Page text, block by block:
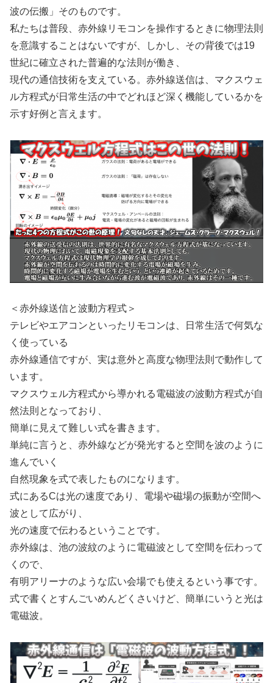
波の伝搬」そのものです。
私たちは普段、赤外線リモコンを操作するときに物理法則
を意識することはないですが、しかし、その背後では19
世紀に確立された普遍的な法則が働き、
現代の通信技術を支えている。赤外線送信は、マクスウェ
ル方程式が日常生活の中でどれほど深く機能しているかを
示す好例と言えます。
＜赤外線送信と波動方程式＞
テレビやエアコンといったリモコンは、日常生活で何気な
く使っている
赤外線通信ですが、実は意外と高度な物理法則で動作して
います。
マクスウェル方程式から導かれる電磁波の波動方程式が自
然法則となっており、
簡単に見えて難しい式を書きます。
単純に言うと、赤外線などが発光すると空間を波のように
進んでいく
自然現象を式で表したものになります。
式にあるCは光の速度であり、電場や磁場の振動が空間へ
波として広がり、
光の速度で伝わるということです。
赤外線は、池の波紋のように電磁波として空間を伝わって
くので、
有明アリーナのような広い会場でも使えるという事です。
式で書くとすんごいめんどくさいけど、簡単にいうと光は
電磁波。